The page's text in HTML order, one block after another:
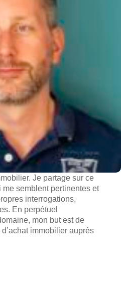
Je partage sur ce
semblent pertinentes et
interrogations,
En perpétuel
mon but est de
immobilier auprès